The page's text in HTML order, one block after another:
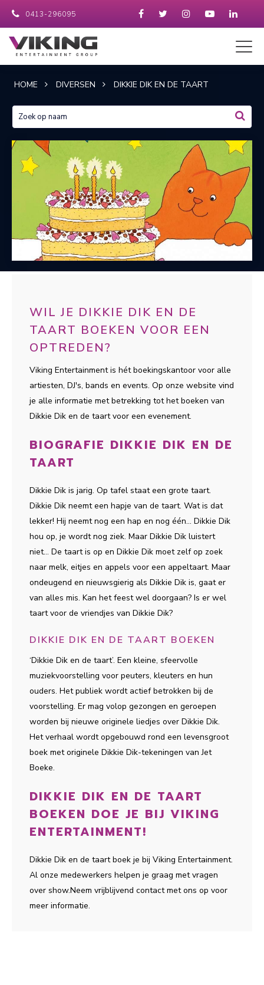
0413-296095
HOME DIVERSEN DIKKIE DIK EN DE TAART
WIL JE DIKKIE DIK EN DE
TAART BOEKEN VOOR EEN
OPTREDEN?
Viking Entertainment is hét boekingskantoor voor alle
artiesten, DJ's, bands en events. Op onze website vind
je alle informatie met betrekking tot het boeken van
Dikkie Dik en de taart voor een evenement.
BIOGRAFIE DIKKIE DIK EN DE
TAART
Dikkie Dik is jarig. Op tafel staat een grote taart.
Dikkie Dik neemt een hapje van de taart. Wat is dat
lekker! Hij neemt nog een hap en nog één… Dikkie Dik
hou op, je wordt nog ziek. Maar Dikkie Dik luistert
niet… De taart is op en Dikkie Dik moet zelf op zoek
naar melk, eitjes en appels voor een appeltaart. Maar
ondeugend en nieuwsgierig als Dikkie Dik is, gaat er
van alles mis. Kan het feest wel doorgaan? Is er wel
taart voor de vriendjes van Dikkie Dik?
DIKKIE DIK EN DE TAART BOEKEN
‘Dikkie Dik en de taart’. Een kleine, sfeervolle
muziekvoorstelling voor peuters, kleuters en hun
ouders. Het publiek wordt actief betrokken bij de
voorstelling. Er mag volop gezongen en geroepen
worden bij nieuwe originele liedjes over Dikkie Dik.
Het verhaal wordt opgebouwd rond een levensgroot
boek met originele Dikkie Dik-tekeningen van Jet
Boeke.
DIKKIE DIK EN DE TAART
BOEKEN DOE JE BIJ VIKING
ENTERTAINMENT!
Dikkie Dik en de taart boek je bij Viking Entertainment.
Al onze medewerkers helpen je graag met vragen
over show.Neem vrijblijvend contact met ons op voor
meer informatie.